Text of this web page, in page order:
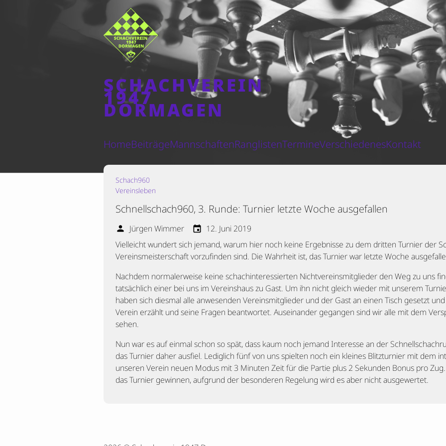
SCHACHVEREIN
1947
DORMAGEN
HomeBeiträgeMannschaftenRanglistenTermineVerschiedenesKontakt
Schach960
Vereinsleben
Schnellschach960, 3. Runde: Turnier letzte Woche ausgefallen
person Jürgen Wimmer event 12. Juni 2019
Vielleicht wundert sich jemand, warum hier noch keine Ergebnisse zu dem dritten Turnier der
Vereinsmeisterschaft vorzufinden sind. Die Wahrheit ist, das Turnier war letzte Woche
Nachdem normalerweise keine schachinteressierten Nichtvereinsmitglieder den Weg zu uns
tatsächlich einer bei uns im Vereinshaus zu Gast. Um ihn nicht gleich wieder mit unserem
haben sich diesmal alle anwesenden Vereinsmitglieder und der Gast an einen Tisch gesetzt
Verein erzählt und seine Fragen beantwortet. Auseinander gegangen sind wir alle mit dem
sehen.
Nun war es auf einmal schon so spät, dass kaum noch jemand Interesse an der
das Turnier daher ausfiel. Lediglich fünf von uns spielten noch ein kleines Blitzturnier mit dem
unseren Verein neuen Modus mit 3 Minuten Zeit für die Partie plus 2 Sekunden Bonus pro
das Turnier gewinnen, aufgrund der besonderen Regelung wird es aber nicht ausgewertet.